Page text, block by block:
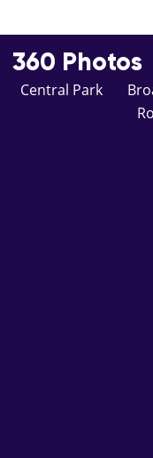
360 Photos
Central Park